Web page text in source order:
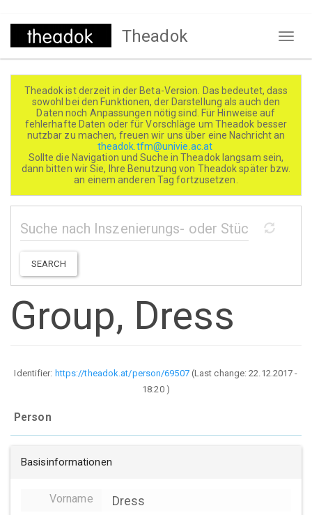
Direkt
Theadok
Theadok ist derzeit in der Beta-Version. Das bedeutet, dass
sowohl bei den Funktionen, der Darstellung als auch den
Daten noch Anpassungen nötig sind. Für Hinweise auf
fehlerhafte Daten oder für Vorschläge um Theadok besser
nutzbar zu machen, freuen wir uns über eine Nachricht an
theadok.tfm@univie.ac.at
Sollte die Navigation und Suche in Theadok langsam sein,
dann bitten wir Sie, Ihre Benutzung von Theadok später bzw.
an einem anderen Tag fortzusetzen.
SEARCH
Group, Dress
Identifier: https://theadok.at/person/69507(Last change:22.12.2017 -
18:20)
Person
Basisinformationen
Vorname Dress